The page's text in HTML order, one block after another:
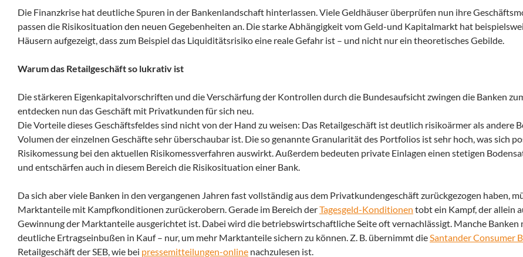
Die Finanzkrise hat deutliche Spuren in der Bankenlandschaft hinterlassen. Viele Geldhäuser überprüfen nun ihre
passen die Risikosituation den neuen Gegebenheiten an. Die starke Abhängigkeit vom Geld-und Kapitalmarkt hat
Häusern aufgezeigt, dass zum Beispiel das Liquiditätsrisiko eine reale Gefahr ist – und nicht nur ein theoretisches Gebilde.
Warum das Retailgeschäft so lukrativ ist
Die stärkeren Eigenkapitalvorschriften und die Verschärfung der Kontrollen durch die Bundesaufsicht zwingen die Banken
entdecken nun das Geschäft mit Privatkunden für sich neu.
Die Vorteile dieses Geschäftsfeldes sind nicht von der Hand zu weisen: Das Retailgeschäft ist deutlich risikoärmer als andere
Volumen der einzelnen Geschäfte sehr überschaubar ist. Die so genannte Granularität des Portfolios ist sehr hoch, was sich
Risikomessung bei den aktuellen Risikomessverfahren auswirkt. Außerdem bedeuten private Einlagen einen stetigen
und entschärfen auch in diesem Bereich die Risikosituation einer Bank.
Da sich aber viele Banken in den vergangenen Jahren fast vollständig aus dem Privatkundengeschäft zurückgezogen haben,
Marktanteile mit Kampfkonditionen zurückerobern. Gerade im Bereich derTagesgeld-Konditionen tobt ein Kampf, der allein
Gewinnung der Marktanteile ausgerichtet ist. Dabei wird die betriebswirtschaftliche Seite oft vernachlässigt. Manche Banken
deutliche Ertragseinbußen in Kauf – nur, um mehr Marktanteile sichern zu können. Z. B. übernimmt dieSantander Consumer
Retailgeschäft der SEB, wie bei pressemitteilungen-online nachzulesen ist.